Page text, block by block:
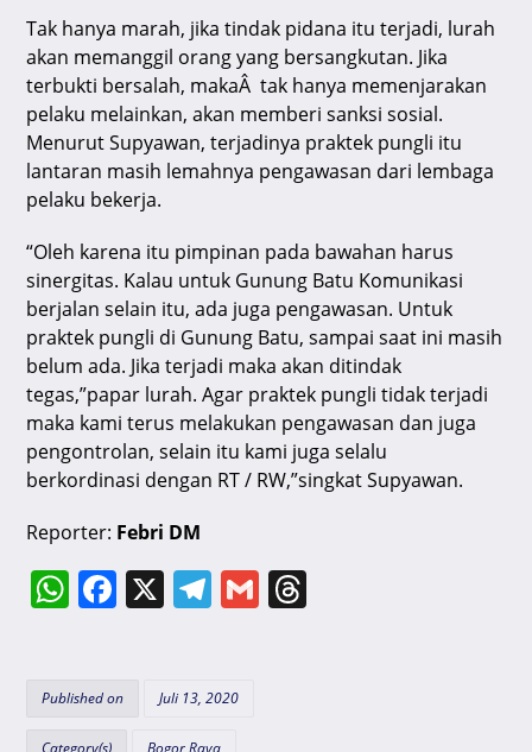
Tak hanya marah, jika tindak pidana itu terjadi, lurah
akan memanggil orang yang bersangkutan. Jika
terbukti bersalah, makaÂ tak hanya memenjarakan
pelaku melainkan, akan memberi sanksi sosial.
Menurut Supyawan, terjadinya praktek pungli itu
lantaran masih lemahnya pengawasan dari lembaga
pelaku bekerja.
“Oleh karena itu pimpinan pada bawahan harus
sinergitas. Kalau untuk Gunung Batu Komunikasi
berjalan selain itu, ada juga pengawasan. Untuk
praktek pungli di Gunung Batu, sampai saat ini masih
belum ada. Jika terjadi maka akan ditindak
tegas,”papar lurah. Agar praktek pungli tidak terjadi
maka kami terus melakukan pengawasan dan juga
pengontrolan, selain itu kami juga selalu
berkordinasi dengan RT / RW,”singkat Supyawan.
Reporter: Febri DM
W
s
A
F
e
X T
gr
a
G
Published on Juli 13, 2020